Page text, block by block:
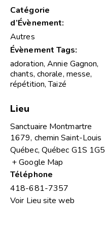
Catégorie
d’Évènement:
Autres
Évènement Tags:
adoration,Annie Gagnon,
chants, chorale, messe,
répétition,Taizé
Lieu
Sanctuaire Montmartre
1679, chemin Saint-Louis
Québec, Québec G1S 1G5
+ Google Map
Téléphone
418-681-7357
Voir Lieu site web